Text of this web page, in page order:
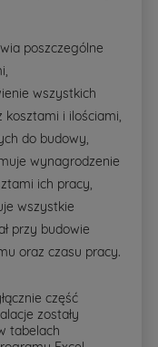
poszczególne
wszystkich
kosztami i ilościami,
do budowy,
wynagrodzenie
ich pracy,
wszystkie
przy budowie
oraz czasu pracy.
część
zostały
tabelach